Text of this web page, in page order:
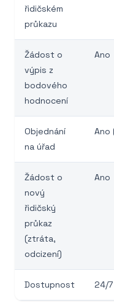
řidičském
průkazu
Žádost o
výpis z
bodového
hodnocení
Ano
Objednání
na úřad
Ano
Žádost o
nový
řidičský
průkaz
(ztráta,
odcizení)
Ano
Dostupnost 24/7